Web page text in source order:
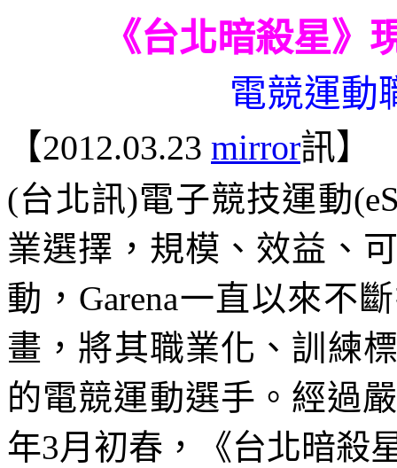
《台北暗殺星》
電競運動
【2012.03.23 mirror訊】
(台北訊)電子競技運動
業選擇，規模、效益、
動， Garena一直以來不
畫，將其職業化、訓練
的電競運動選手。經過
年3月初春，《台北暗殺